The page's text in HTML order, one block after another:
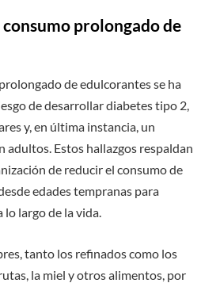
consumo prolongado de
de edulcorantes se ha
de desarrollar diabetes tipo 2,
y, en última instancia, un
adultos. Estos hallazgos respaldan
de reducir el consumo de
edades tempranas para
lo largo de la vida.
tanto los refinados como los
la miel y otros alimentos, por